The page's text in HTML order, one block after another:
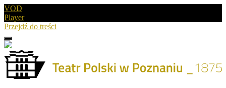
VOD
Player
Przejdź do treści
Menu
Drugie
logo